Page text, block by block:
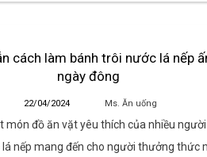
cách làm bánh trôi nước lá nếp
ngày đông
22/04/2024 Ms. Ăn uống
món đồ ăn vặt yêu thích của nhiều
nếp mang đến cho người thưởng thức